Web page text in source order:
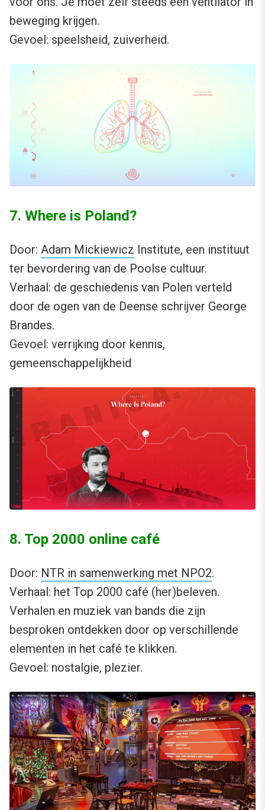
beweging krijgen.
Gevoel: speelsheid, zuiverheid.
7. Where is Poland?
Door: Adam Mickiewicz Institute, een instituut
ter bevordering van de Poolse cultuur.
Verhaal: de geschiedenis van Polen verteld
door de ogen van de Deense schrijver George
Brandes.
Gevoel: verrijking door kennis,
gemeenschappelijkheid
8. Top 2000 online café
Door: NTR in samenwerking met NPO2.
Verhaal: het Top 2000 café (her)beleven.
Verhalen en muziek van bands die zijn
besproken ontdekken door op verschillende
elementen in het café te klikken.
Gevoel: nostalgie, plezier.